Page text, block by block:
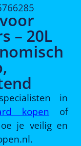
– 20L
in
kopen of
je veilig en